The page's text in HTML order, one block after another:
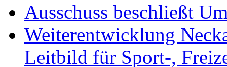
Ausschuss beschließt
Weiterentwicklung
Leitbild für Sport-,